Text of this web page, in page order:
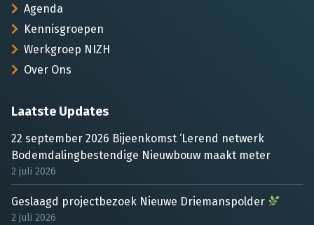
Agenda
Kennisgroepen
Werkgroep NIZH
Over Ons
Laatste Updates
22 september 2026 Bijeenkomst ‘Lerend netwerk
Bodemdalingbestendige Nieuwbouw maakt meter
2 juli 2026
Geslaagd projectbezoek Nieuwe Driemanspolder
2 juli 2026